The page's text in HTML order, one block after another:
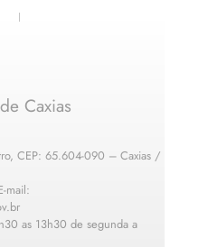
Caxias
CEP: 65.604-090 – Caxias /
mail:
as 13h30 de segunda a